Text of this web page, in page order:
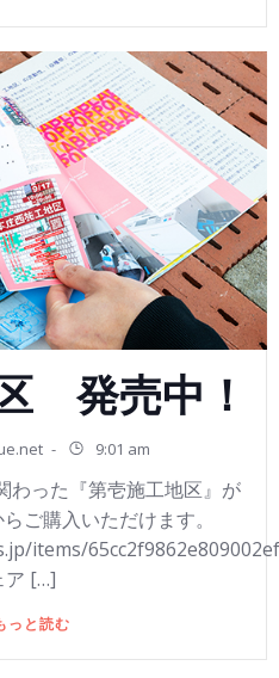
発売中！
- 9:01 am
わった『第壱施工地区』が
ご購入いただけます。
items/
ア […]
っと読む